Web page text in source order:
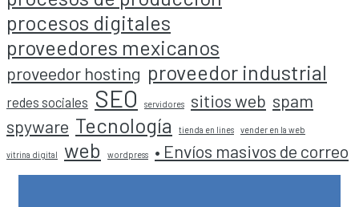
procesos digitales
proveedores mexicanos
proveedor hosting proveedor industrial
redes sociales SEO servidores sitios web spam
spyware Tecnología tienda en lines vender en la web
vitrina digital web wordpress • Envíos masivos de correo